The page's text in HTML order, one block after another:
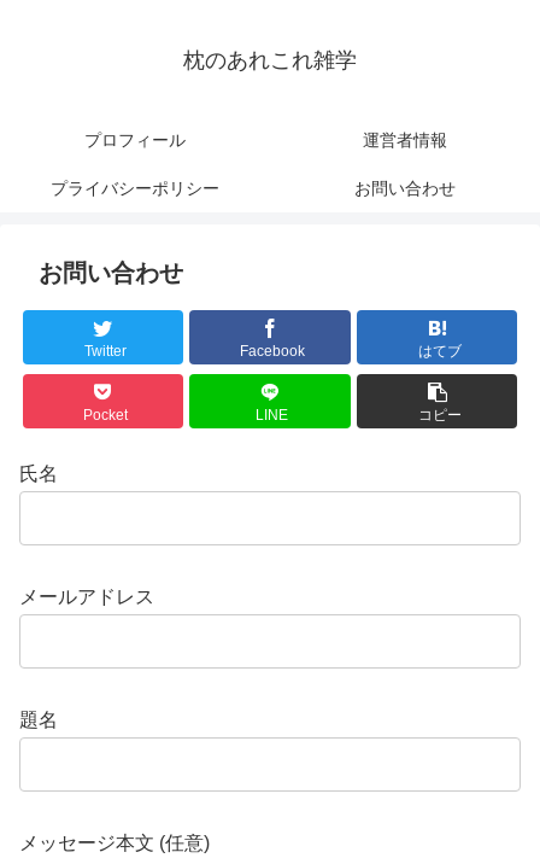
枕のあれこれ雑学
プロフィール 運営者情報
プライバシーポリシー お問い合わせ
お問い合わせ
Twitter Facebook はてブ
Pocket LINE コピー
氏名
メールアドレス
題名
メッセージ本文 (任意)